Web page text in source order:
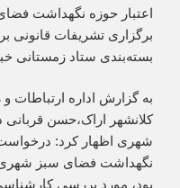
اعتبار حوزه نگهداشت
برگزاری تشریفات قانونی
بسته‌بندی ستاد زمستانی
به گزارش اداره
کلانشهر اراک،حسن
شهری اظهار کرد:
نگهداشت فضای سبز شهری
بود، مورد بررسی